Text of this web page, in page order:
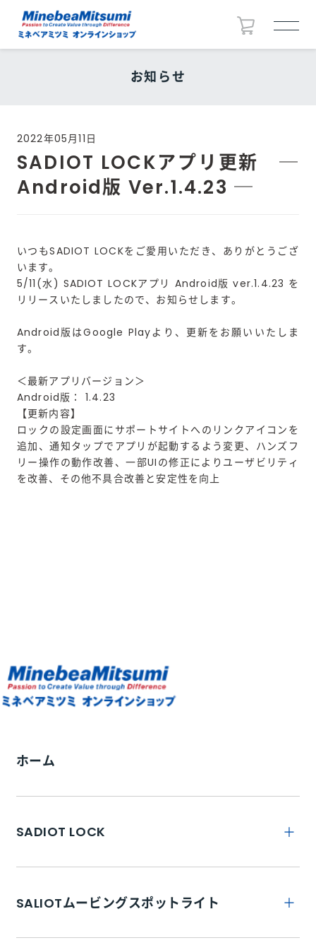
お知らせ
2022年05月11日
SADIOT LOCKアプリ更新 ─
Android版 Ver.1.4.23 ─
いつもSADIOT LOCKをご愛用いただき、ありがとうござ
います。
5/11(水) SADIOT LOCKアプリ Android版 ver.1.4.23 を
リリースいたしましたので、お知らせします。
Android版はGoogle Playより、更新をお願いいたしま
す。
＜最新アプリバージョン＞
Android版： 1.4.23
【更新内容】
ロックの設定画面にサポートサイトへのリンクアイコンを
追加、通知タップでアプリが起動するよう変更、ハンズフ
リー操作の動作改善、一部UIの修正によりユーザビリティ
を改善、その他不具合改善と安定性を向上
ホーム
SADIOT LOCK
SADIOT LOCKとは
SALIOTムービングスポットライト